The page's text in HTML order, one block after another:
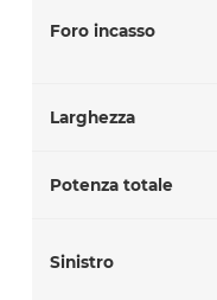
Foro incasso
Larghezza
Potenza totale
Sinistro